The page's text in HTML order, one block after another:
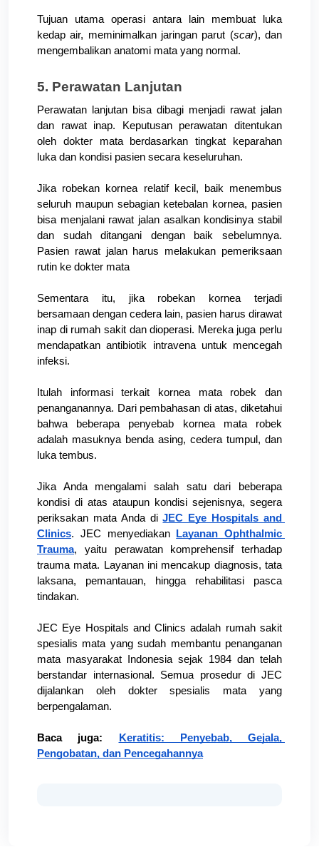
Tujuan utama operasi antara lain membuat luka
kedap air, meminimalkan jaringan parut (scar), dan
mengembalikan anatomi mata yang normal.
5. Perawatan Lanjutan
Perawatan lanjutan bisa dibagi menjadi rawat jalan
dan rawat inap. Keputusan perawatan ditentukan
oleh dokter mata berdasarkan tingkat keparahan
luka dan kondisi pasien secara keseluruhan.
Jika robekan kornea relatif kecil, baik menembus
seluruh maupun sebagian ketebalan kornea, pasien
bisa menjalani rawat jalan asalkan kondisinya stabil
dan sudah ditangani dengan baik sebelumnya.
Pasien rawat jalan harus melakukan pemeriksaan
rutin ke dokter mata
Sementara itu, jika robekan kornea terjadi
bersamaan dengan cedera lain, pasien harus dirawat
inap di rumah sakit dan dioperasi. Mereka juga perlu
mendapatkan antibiotik intravena untuk mencegah
infeksi.
Itulah informasi terkait kornea mata robek dan
penanganannya. Dari pembahasan di atas, diketahui
bahwa beberapa penyebab kornea mata robek
adalah masuknya benda asing, cedera tumpul, dan
luka tembus.
Jika Anda mengalami salah satu dari beberapa
kondisi di atas ataupun kondisi sejenisnya, segera
periksakan mata Anda di JEC Eye Hospitals and
Clinics. JEC menyediakan
Layanan Ophthalmic
Trauma, yaitu perawatan komprehensif terhadap
trauma mata. Layanan ini mencakup diagnosis, tata
laksana, pemantauan, hingga rehabilitasi pasca
tindakan.
JEC Eye Hospitals and Clinics adalah rumah sakit
spesialis mata yang sudah membantu penanganan
mata masyarakat Indonesia sejak 1984 dan telah
berstandar internasional. Semua prosedur di JEC
dijalankan oleh dokter spesialis mata yang
berpengalaman.
Baca juga:
Keratitis: Penyebab, Gejala,
Pengobatan, dan Pencegahannya